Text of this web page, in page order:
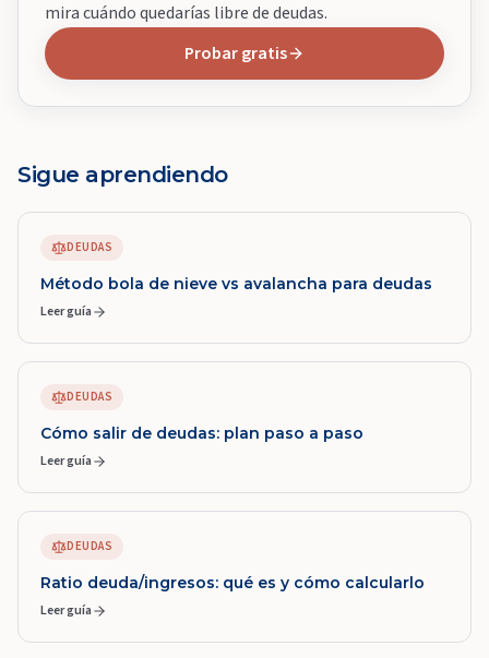
mira cuándo quedarías libre de deudas.
Probar gratis
Sigue aprendiendo
DEUDAS
Método bola de nieve vs avalancha para deudas
Leer guía
DEUDAS
Cómo salir de deudas: plan paso a paso
Leer guía
DEUDAS
Ratio deuda/ingresos: qué es y cómo calcularlo
Leer guía